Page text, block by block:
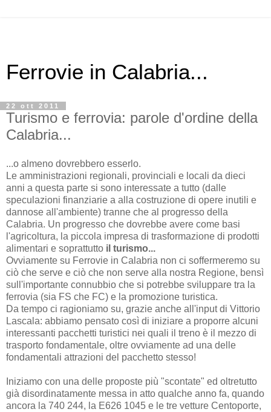
Ferrovie in Calabria...
22 ott 2011
Turismo e ferrovia: parole d'ordine della
Calabria...
...o almeno dovrebbero esserlo.
Le amministrazioni regionali, provinciali e locali da dieci
anni a questa parte si sono interessate a tutto (dalle
speculazioni finanziarie a alla costruzione di opere inutili e
dannose all'ambiente) tranne che al progresso della
Calabria. Un progresso che dovrebbe avere come basi
l'agricoltura, la piccola impresa di trasformazione di prodotti
alimentari e soprattutto il turismo...
Ovviamente su Ferrovie in Calabria non ci soffermeremo su
ciò che serve e ciò che non serve alla nostra Regione, bensì
sull'importante connubbio che si potrebbe sviluppare tra la
ferrovia (sia FS che FC) e la promozione turistica.
Da tempo ci ragioniamo su, grazie anche all'input di Vittorio
Lascala: abbiamo pensato così di iniziare a proporre alcuni
interessanti pacchetti turistici nei quali il treno è il mezzo di
trasporto fondamentale, oltre ovviamente ad una delle
fondamentali attrazioni del pacchetto stesso!
Iniziamo con una delle proposte più "scontate" ed oltretutto
già disordinatamente messa in atto qualche anno fa, quando
ancora la 740 244, la E626 1045 e le tre vetture Centoporte,